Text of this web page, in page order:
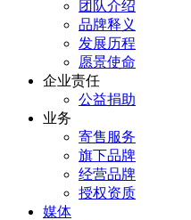
团队介绍
品牌释义
发展历程
愿景使命
企业责任
公益捐助
业务
寄售服务
旗下品牌
经营品牌
授权资质
媒体